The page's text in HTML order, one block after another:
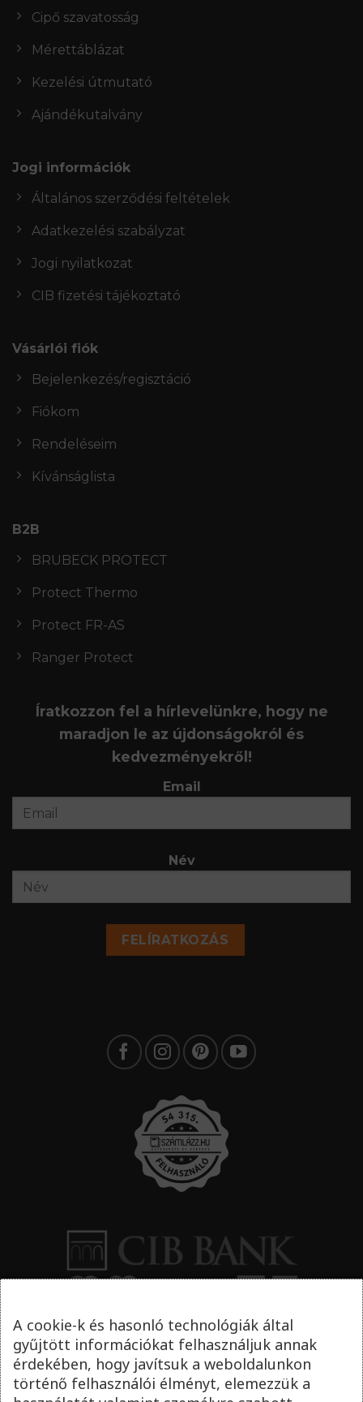
Cipő szavatosság
Mérettáblázat
Kezelési útmutató
Ajándékutalvány
Jogi információk
Általános szerződési feltételek
Adatkezelési szabályzat
Jogi nyilatkozat
CIB fizetési tájékoztató
Vásárlói fiók
Bejelenkezés/regisztáció
Fiókom
Rendeléseim
Kívánságlista
B2B
BRUBECK PROTECT
Protect Thermo
Protect FR-AS
Ranger Protect
Íratkozzon fel a hírlevelünkre, hogy ne
maradjon le az újdonságokról és
kedvezményekről!
Email
Név
FELÍRATKOZÁS
A cookie-k és hasonló technológiák által
gyűjtött információkat felhasználjuk annak
érdekében, hogy javítsuk a weboldalunkon
történő felhasználói élményt, elemezzük a